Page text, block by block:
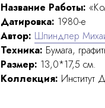
Название Работы:
Датировка: 1980-е
Автор: Шпиндлер
Техника: Бумага,
Размер: 13,0*17,5 см.
Коллекция: Институт